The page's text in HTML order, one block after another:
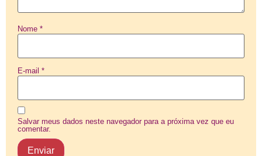
Nome *
E-mail *
Salvar meus dados neste navegador para a próxima vez que eu
comentar.